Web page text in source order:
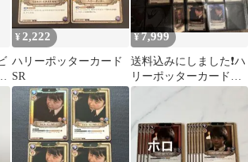
¥ 2,222
ハリーポッターカード
SR
¥7,999
送料込みにしました❗️ハ
リーポッターカードま
とめ売り バインダー